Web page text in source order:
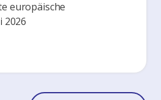
europäische
2026